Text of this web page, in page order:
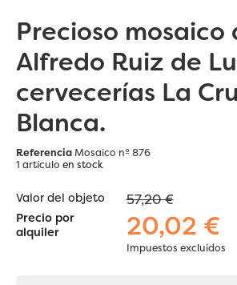
Precioso mosaico
Alfredo Ruiz de
cervecerías La
Blanca.
ReferenciaMosaico nº 876
1 artículo en stock
Valor del objeto 57,20 €
Precio por
alquiler
20,02 €
Impuestos excluidos